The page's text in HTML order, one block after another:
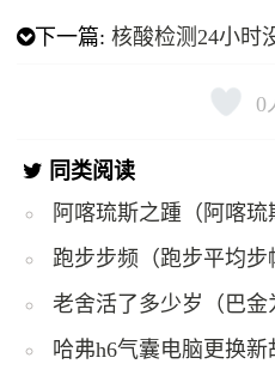
下一篇:核酸检测24小时
0
同类阅读
阿喀琉斯之踵（阿喀琉
跑步步频（跑步平均步
老舍活了多少岁（巴金
哈弗h6气囊电脑更换